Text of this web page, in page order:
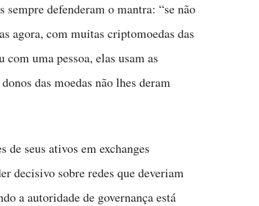
defenderam o mantra: “se não
agora, com muitas criptomoedas das
com uma pessoa, elas usam as
das moedas não lhes deram
de seus ativos em exchanges
decisivo sobre redes que deveriam
a autoridade de governança está